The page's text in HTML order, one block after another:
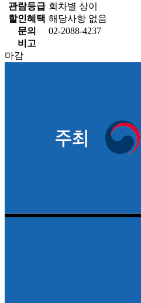
관람등급 회차별 상이
할인혜택 해당사항 없음
문의
02-2088-4237
비고
마감